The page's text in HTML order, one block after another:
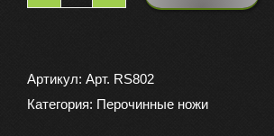
нож
50114
Артикул: Арт. RS802
Категория: Перочинные ножи